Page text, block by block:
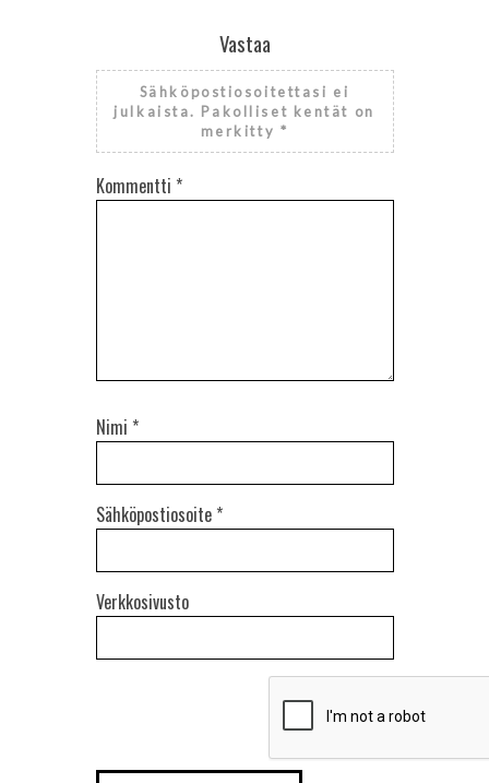
4/2025
Vastaa
Sähköpostiosoitettasi ei
julkaista. Pakolliset kentät on
merkitty *
Kommentti *
Nimi *
Sähköpostiosoite *
Verkkosivusto